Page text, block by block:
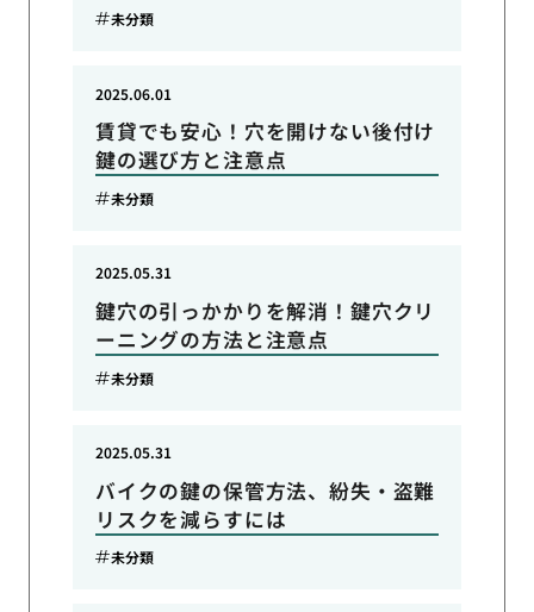
未分類
賃貸でも安心！穴を開けない後付け
鍵の選び方と注意点
2025.06.01
未分類
鍵穴の引っかかりを解消！鍵穴クリ
ーニングの方法と注意点
2025.05.31
未分類
バイクの鍵の保管方法、紛失・盗難
リスクを減らすには
2025.05.31
未分類